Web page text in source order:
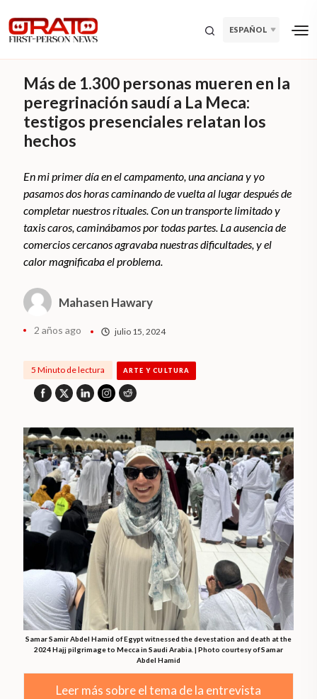
ESPAÑOL
Más de 1.300 personas mueren en la
peregrinación saudí a La Meca:
testigos presenciales relatan los
hechos
En mi primer día en el campamento, una anciana y yo
pasamos dos horas caminando de vuelta al lugar después de
completar nuestros rituales. Con un transporte limitado y
taxis caros, caminábamos por todas partes. La ausencia de
comercios cercanos agravaba nuestras dificultades, y el
calor magnificaba el problema.
Mahasen Hawary
2 años ago julio 15, 2024
5 Minuto de lectura ARTE Y CULTURA
Samar Samir Abdel Hamid of Egypt witnessed the devestation and death at the
2024 Hajj pilgrimage to Mecca in Saudi Arabia. | Photo courtesy of Samar
Abdel Hamid
Leer más sobre el tema de la entrevista